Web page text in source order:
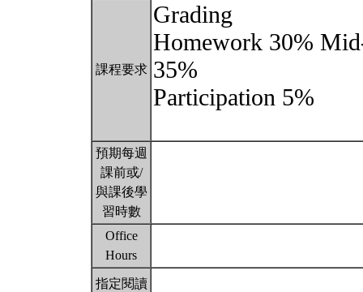
課程要求
Grading
Homework 30%
35%
Participation 5%
預期每週
課前或/
與課後學
習時數
Office
Hours
指定閱讀